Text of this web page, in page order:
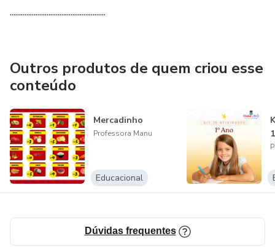
....................................................
Outros produtos de quem criou esse
conteúdo
Mercadinho
Professora Manu
Educacional
Dúvidas frequentes